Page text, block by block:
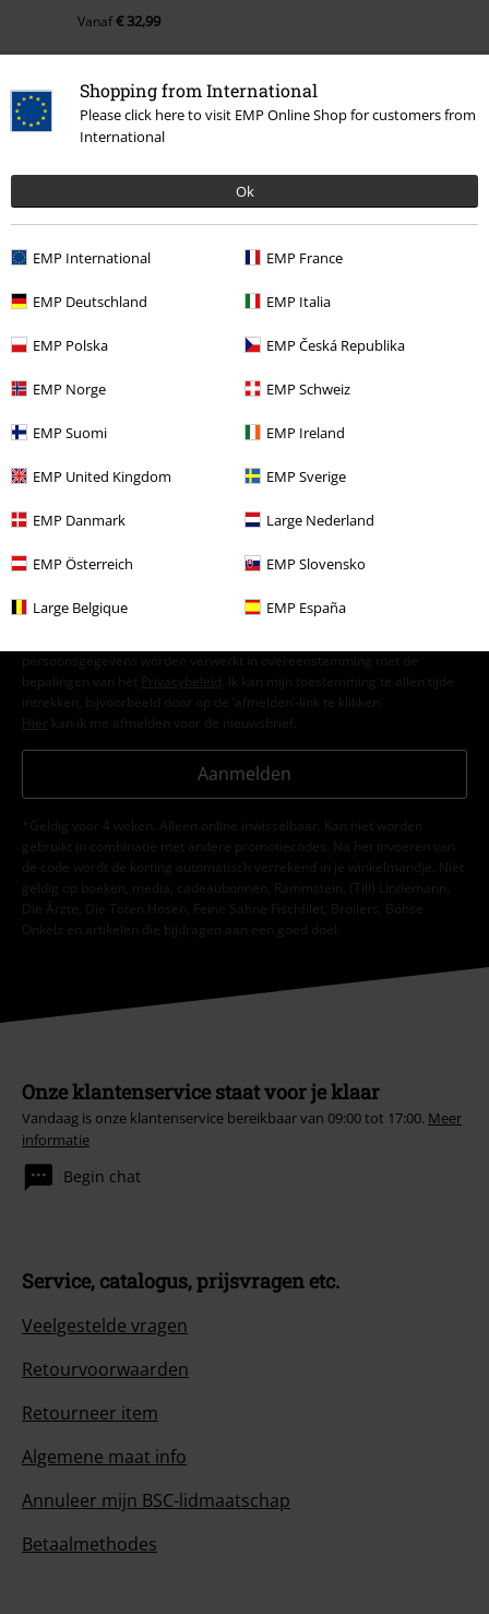
Shopping from International
Please click here to visit EMP Online Shop for customers from
International
Ok
EMP International EMP France
EMP Deutschland EMP Italia
EMP Polska EMP Česká Republika
EMP Norge EMP Schweiz
EMP Suomi EMP Ireland
EMP United Kingdom EMP Sverige
EMP Danmark Large Nederland
EMP Österreich EMP Slovensko
Large Belgique EMP España
Vanaf€ 32,99
Meer categorieën. Meer opties.
Films en tv Disney
T-Shirts
Mannen Kleding T-shirts en tops T-shirts
E-mailnieuwsbrief
korting!Meer info
Ik geef hierbij toestemming om de Large-nieuwsbrief te ontvangen en ga
ermee akkoord dat Large Popmerchandising B.V. mijn persoonsgegevens
persoonsgegevens worden verwerkt in overeenstemming met de
bepalingen van het
Privacybeleid . Ik kan mijn toestemming te allen tijde
intrekken, bijvoorbeeld door op de ‘afmelden’-link te klikken.
Hier kan ik me afmelden voor de nieuwsbrief.
Aanmelden
*Geldig voor 4 weken. Alleen online inwisselbaar. Kan niet worden
gebruikt in combinatie met andere promotiecodes. Na het invoeren van
de code wordt de korting automatisch verrekend in je winkelmandje. Niet
geldig op boeken, media, cadeaubonnen, Rammstein, (Till) Lindemann,
Die Ärzte, Die Toten Hosen, Feine Sahne Fischfilet, Broilers, Böhse
Onkelz en artikelen die bijdragen aan een goed doel.
Onze klantenservice staat voor je klaar
Vandaag is onze klantenservice bereikbaar van 09:00 tot 17:00. Meer
informatie
Begin chat
Service, catalogus, prijsvragen etc.
Veelgestelde vragen
Retourvoorwaarden
Retourneer item
Algemene maat info
Annuleer mijn BSC-lidmaatschap
Betaalmethodes